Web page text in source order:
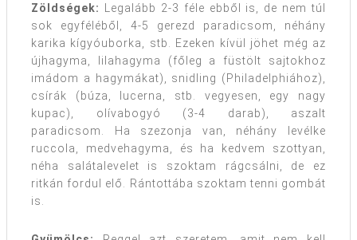
Zöldségek: Legalább 2-3 féle ebből is, de nem túl
sok egyféléből, 4-5 gerezd paradicsom, néhány
karika kígyóuborka, stb. Ezeken kívül jöhet még az
újhagyma, lilahagyma (főleg a füstölt sajtokhoz
imádom a hagymákat), snidling (Philadelphiához),
csírák (búza, lucerna, stb. vegyesen, egy nagy
kupac), olívabogyó (3-4 darab), aszalt
paradicsom. Ha szezonja van, néhány levélke
ruccola, medvehagyma, és ha kedvem szottyan,
néha salátalevelet is szoktam rágcsálni, de ez
ritkán fordul elő. Rántottába szoktam tenni gombát
is.